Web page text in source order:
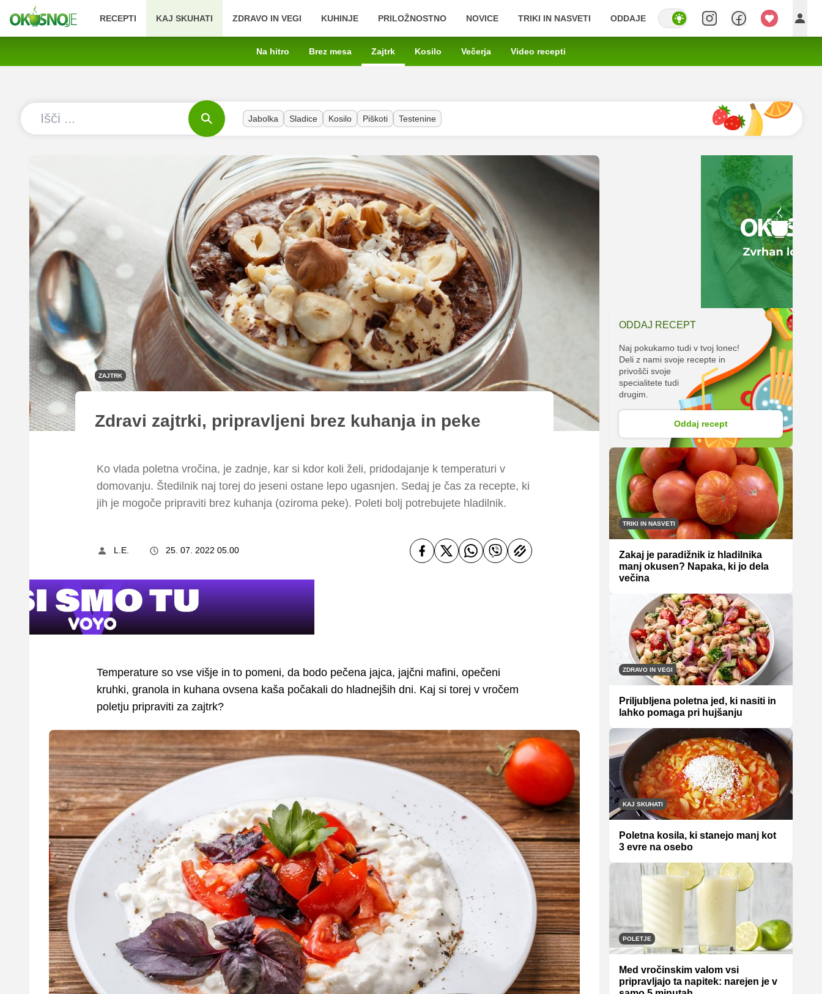
RECEPTI KAJ SKUHATI ZDRAVO IN VEGI KUHINJE PRILOŽNOSTNO NOVICE TRIKI IN NASVETI ODDAJE
Na hitro Brez mesa Zajtrk Kosilo Večerja Video recepti
Jabolka Sladice Kosilo Piškoti Testenine
ZAJTRK
Zdravi zajtrki, pripravljeni brez kuhanja in peke
Ko vlada poletna vročina, je zadnje, kar si kdor koli želi, pridodajanje k temperaturi v
domovanju. Štedilnik naj torej do jeseni ostane lepo ugasnjen. Sedaj je čas za recepte, ki
jih je mogoče pripraviti brez kuhanja (oziroma peke). Poleti bolj potrebujete hladilnik.
L.E. 25. 07. 2022 05.00
Temperature so vse višje in to pomeni, da bodo pečena jajca, jajčni mafini, opečeni
kruhki, granola in kuhana ovsena kaša počakali do hladnejših dni. Kaj si torej v vročem
poletju pripraviti za zajtrk?
ODDAJ RECEPT
Naj pokukamo tudi v tvoj lonec!
Deli z nami svoje recepte in
privošči svoje
specialitete tudi
drugim.
Oddaj recept
TRIKI IN NASVETI
Zakaj je paradižnik iz hladilnika
manj okusen? Napaka, ki jo dela
večina
ZDRAVO IN VEGI
Priljubljena poletna jed, ki nasiti in
lahko pomaga pri hujšanju
KAJ SKUHATI
Poletna kosila, ki stanejo manj kot
3 evre na osebo
POLETJE
Med vročinskim valom vsi
pripravljajo ta napitek: narejen je v